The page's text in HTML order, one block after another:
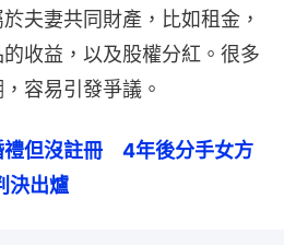
夫妻共同財產，比如租金，
收益，以及股權分紅。很多
容易引發爭議。
但沒註冊　4年後分手女方
決出爐